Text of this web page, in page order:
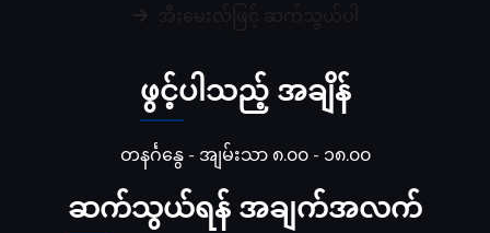
ဖွင့်ပါသည့် အချိန်
တနင်္ဂနွေ - အျမ်းသာ ၈.၀၀ - ၁၈.၀၀
ဆက်သွယ်ရန် အချက်အလက်